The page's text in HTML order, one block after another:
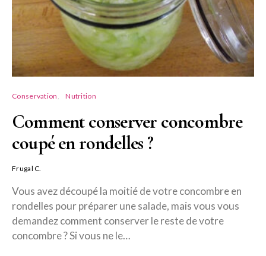
Conservation Nutrition
Comment conserver concombre
coupé en rondelles ?
Frugal C.
Vous avez découpé la moitié de votre concombre en
rondelles pour préparer une salade, mais vous vous
demandez comment conserver le reste de votre
concombre ? Si vous ne le…